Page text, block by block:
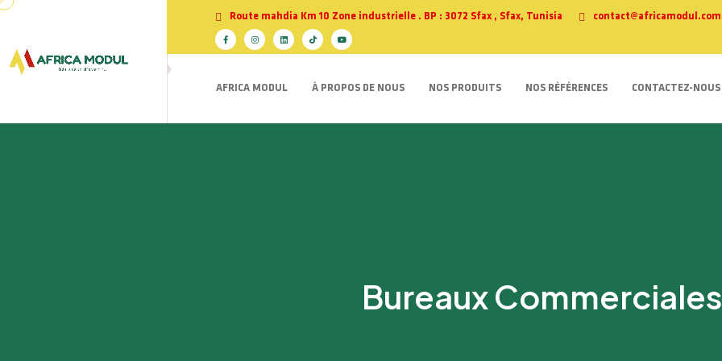
Route mahdia Km 10 Zone industrielle . BP : 3072 Sfax , Sfax, Tunisia contact@africamodul.com
AFRICA MODUL À PROPOS DE NOUS NOS PRODUITS NOS RÉFÉRENCES CONTACTEZ-NOUS
Bureaux Commerciales